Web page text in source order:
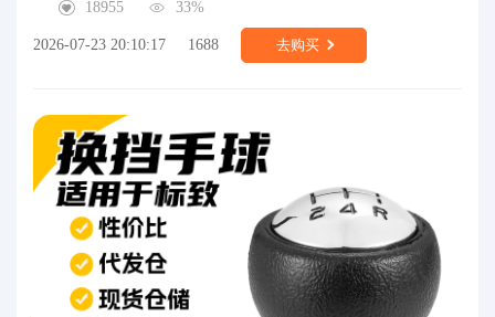
18955
33%
2026-07-23 20:10:17 1688 去购买